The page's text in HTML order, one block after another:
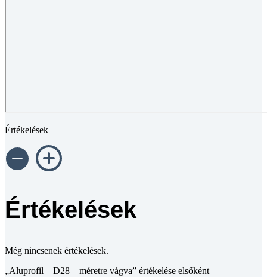
Értékelések
Értékelések
Még nincsenek értékelések.
„Aluprofil – D28 – méretre vágva” értékelése elsőként